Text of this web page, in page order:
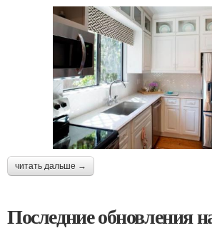
читать дальше →
Последние обновления